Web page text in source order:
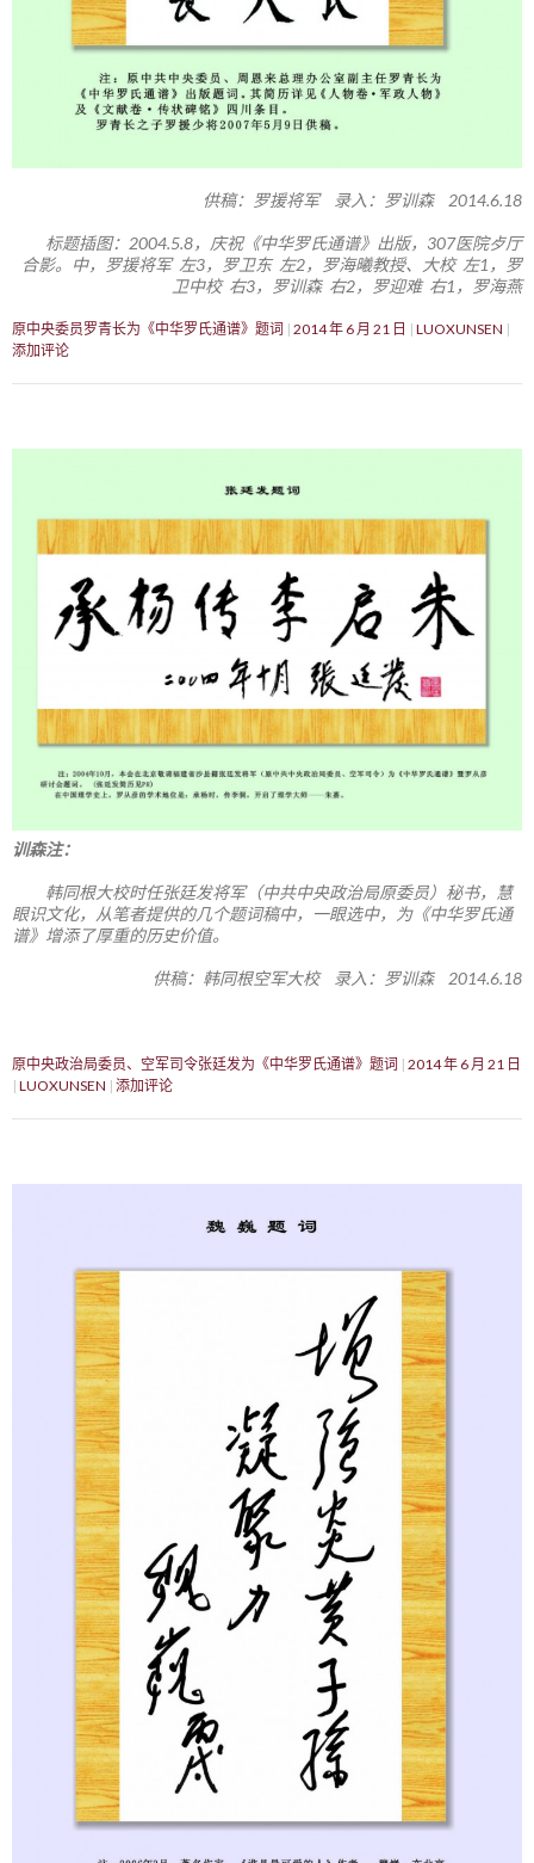
供稿：罗援将军 录入：罗训森 2014.6.18
标题插图：2004.5.8，庆祝《中华罗氏通谱》出版，307医院歺厅
合影。中，罗援将军 左3，罗卫东 左2，罗海曦教授、大校 左1，罗
卫中校 右3，罗训森 右2，罗迎难 右1，罗海燕
原中央委员罗青长为《中华罗氏通谱》题词 2014 年 6 月 21 日
LUOXUNSEN
添加评论
训森注：
韩同根大校时任张廷发将军（中共中央政治局原委员）秘书，慧
眼识文化，从笔者提供的几个题词稿中，一眼选中，为《中华罗氏通
谱》增添了厚重的历史价值。
供稿：韩同根空军大校 录入：罗训森 2014.6.18
原中央政治局委员、空军司令张廷发为《中华罗氏通谱》题词 2014 年 6 月 21 日
LUOXUNSEN 添加评论